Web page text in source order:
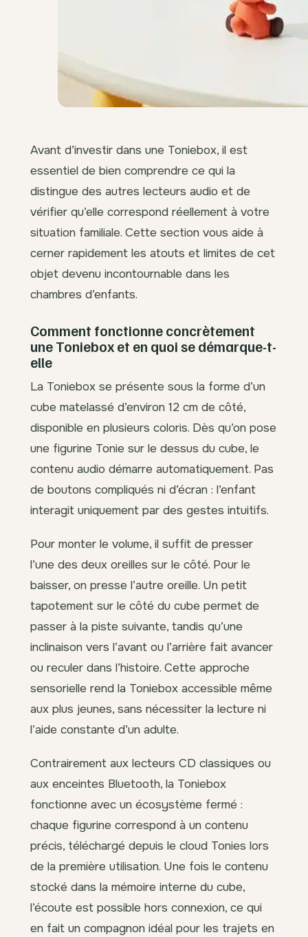
Avant d’investir dans une Toniebox, il est
essentiel de bien comprendre ce qui la
distingue des autres lecteurs audio et de
vérifier qu’elle correspond réellement à votre
situation familiale. Cette section vous aide à
cerner rapidement les atouts et limites de cet
objet devenu incontournable dans les
chambres d’enfants.
Comment fonctionne concrètement
une Toniebox et en quoi se démarque-t-
elle
La Toniebox se présente sous la forme d’un
cube matelassé d’environ 12 cm de côté,
disponible en plusieurs coloris. Dès qu’on pose
une figurine Tonie sur le dessus du cube, le
contenu audio démarre automatiquement. Pas
de boutons compliqués ni d’écran : l’enfant
interagit uniquement par des gestes intuitifs.
Pour monter le volume, il suffit de presser
l’une des deux oreilles sur le côté. Pour le
baisser, on presse l’autre oreille. Un petit
tapotement sur le côté du cube permet de
passer à la piste suivante, tandis qu’une
inclinaison vers l’avant ou l’arrière fait avancer
ou reculer dans l’histoire. Cette approche
sensorielle rend la Toniebox accessible même
aux plus jeunes, sans nécessiter la lecture ni
l’aide constante d’un adulte.
Contrairement aux lecteurs CD classiques ou
aux enceintes Bluetooth, la Toniebox
fonctionne avec un écosystème fermé :
chaque figurine correspond à un contenu
précis, téléchargé depuis le cloud Tonies lors
de la première utilisation. Une fois le contenu
stocké dans la mémoire interne du cube,
l’écoute est possible hors connexion, ce qui
en fait un compagnon idéal pour les trajets en